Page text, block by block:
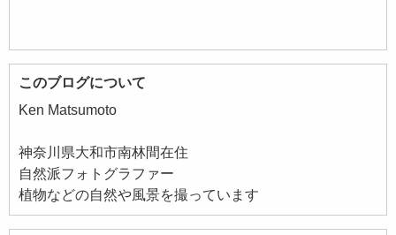
このブログについて
Ken Matsumoto
神奈川県大和市南林間在住
自然派フォトグラファー
植物などの自然や風景を撮っています